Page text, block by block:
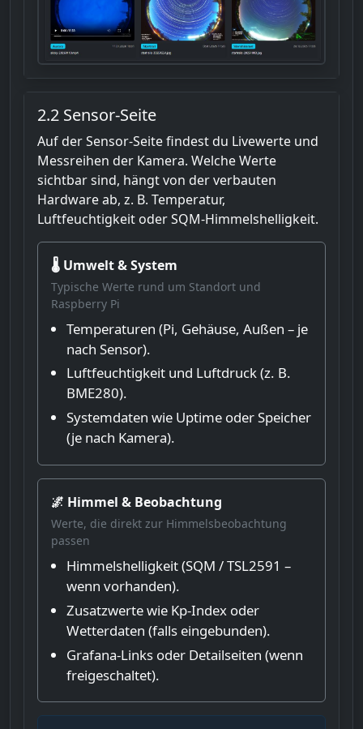
2.2 Sensor-Seite
Auf der Sensor-Seite findest du Livewerte und
Messreihen der Kamera. Welche Werte
sichtbar sind, hängt von der verbauten
Hardware ab, z. B. Temperatur,
Luftfeuchtigkeit oder SQM-Himmelshelligkeit.
🌡️ Umwelt & System
Typische Werte rund um Standort und
Raspberry Pi
Temperaturen (Pi, Gehäuse, Außen – je
nach Sensor).
Luftfeuchtigkeit und Luftdruck (z. B.
BME280).
Systemdaten wie Uptime oder Speicher
(je nach Kamera).
🌌 Himmel & Beobachtung
Werte, die direkt zur Himmelsbeobachtung
passen
Himmelshelligkeit (SQM / TSL2591 –
wenn vorhanden).
Zusatzwerte wie Kp-Index oder
Wetterdaten (falls eingebunden).
Grafana-Links oder Detailseiten (wenn
freigeschaltet).